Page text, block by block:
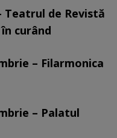
Teatrul de Revistă
curând
– Filarmonica
– Palatul